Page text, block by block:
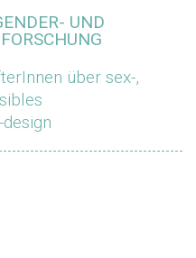
UND
über sex-,